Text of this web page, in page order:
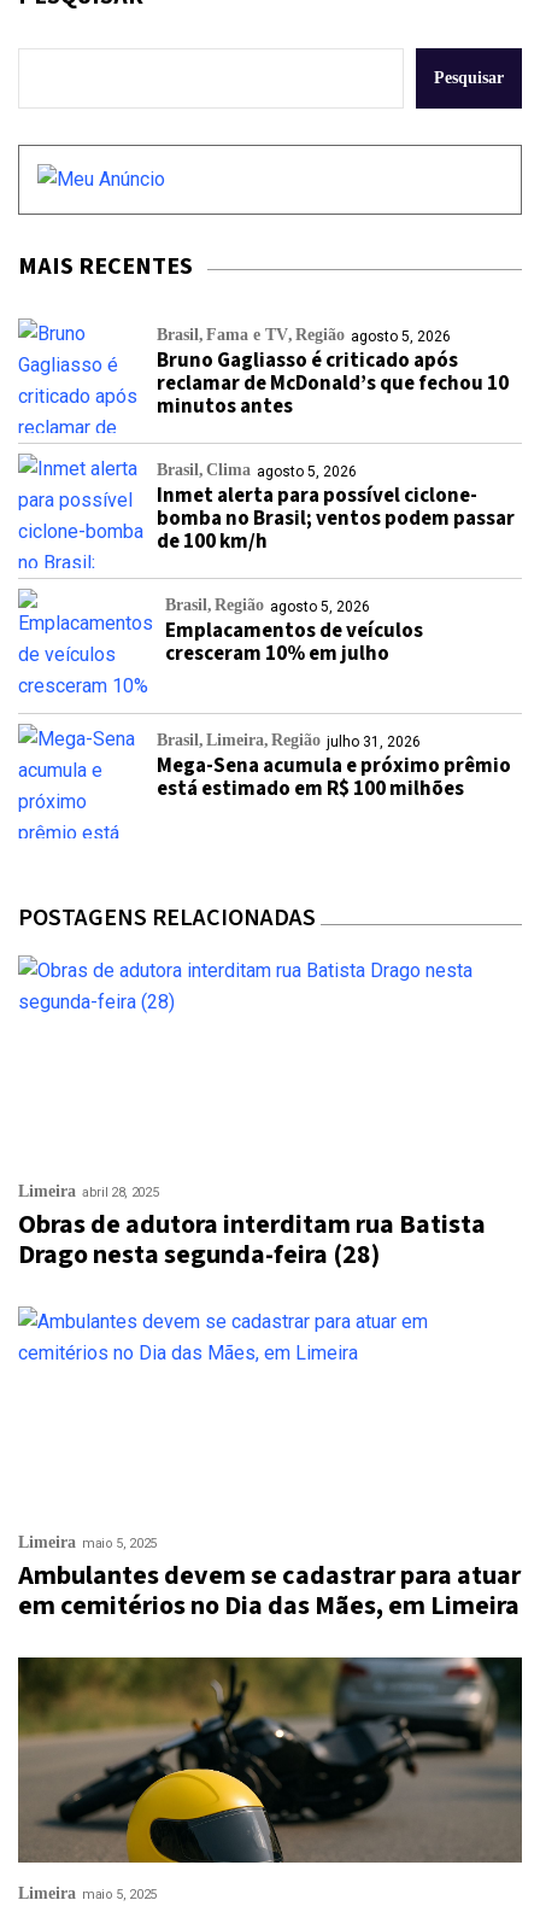
Pesquisar
MAIS RECENTES
Brasil Fama e TV Região agosto 5, 2026
Bruno Gagliasso é criticado após
reclamar de McDonald’s que fechou 10
minutos antes
Brasil Clima agosto 5, 2026
Inmet alerta para possível ciclone-
bomba no Brasil; ventos podem passar
de 100 km/h
Brasil Região agosto 5, 2026
Emplacamentos de veículos
cresceram 10% em julho
Brasil Limeira Região julho 31, 2026
Mega-Sena acumula e próximo prêmio
está estimado em R$ 100 milhões
POSTAGENS RELACIONADAS
Limeira abril 28, 2025
Obras de adutora interditam rua Batista
Drago nesta segunda-feira (28)
Limeira maio 5, 2025
Ambulantes devem se cadastrar para atuar
em cemitérios no Dia das Mães, em Limeira
Limeira maio 5, 2025